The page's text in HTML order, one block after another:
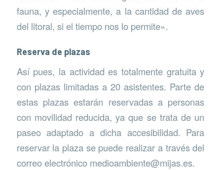
fauna, y especialmente, a la cantidad de aves
del litoral, si el tiempo nos lo permite».
Reserva de plazas
Así pues, la actividad es totalmente gratuita y
con plazas limitadas a 20 asistentes. Parte de
estas plazas estarán reservadas a personas
con movilidad reducida, ya que se trata de un
paseo adaptado a dicha accesibilidad. Para
reservar la plaza se puede realizar a través del
correo electrónico medioambiente@mijas.es.